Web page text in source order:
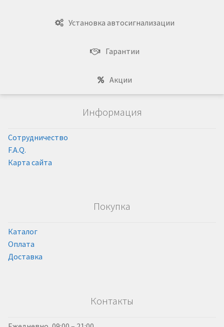
Установка автосигнализации
Гарантии
Акции
Информация
Сотрудничество
F.A.Q.
Карта сайта
Покупка
Каталог
Оплата
Доставка
Контакты